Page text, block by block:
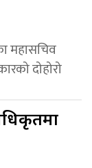
महासचिव
दोहोरो